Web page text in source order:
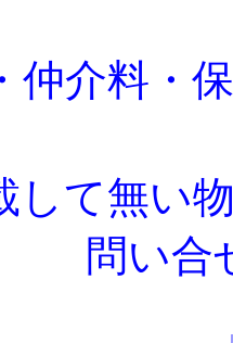
仲介料・
して無い
問い合